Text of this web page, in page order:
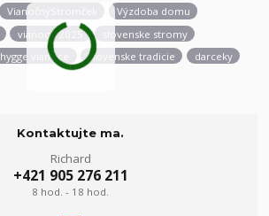
VianočnýStromček
Výzdoba domu
vianoce 2025
slovenske stromy
hygge vianoce slovenske tradicie
darceky
Kontaktujte ma.
Richard
+421 905 276 211
8 hod. - 18 hod.